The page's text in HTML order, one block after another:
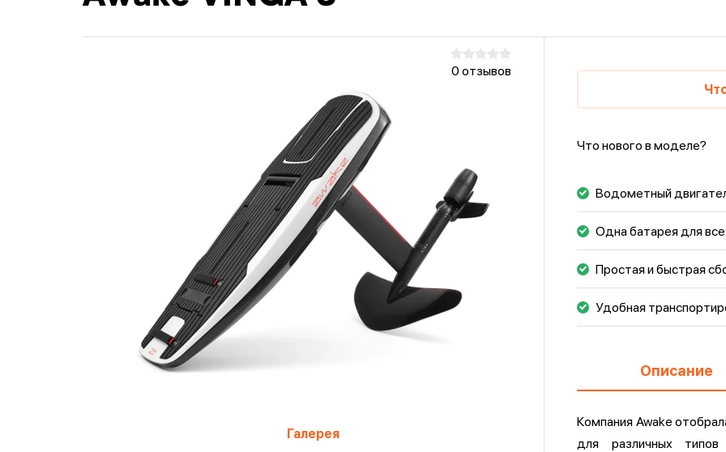
0 отзывов
Галерея
Что нового в моделе?
Водометный
Одна батарея для
Простая и быстрая
Удобная
Описание
Компания Awake
для различных